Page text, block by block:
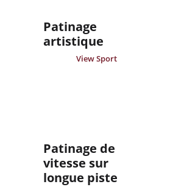
Patinage
artistique
View Sport
Patinage de
vitesse sur
longue piste